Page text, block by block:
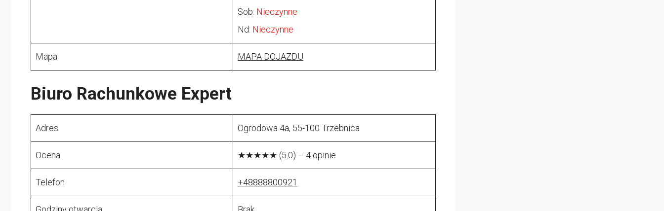
Sob: Nieczynne
Nd: Nieczynne
Mapa MAPA DOJAZDU
Biuro Rachunkowe Expert
Adres Ogrodowa 4a, 55-100 Trzebnica
Ocena ★★★★★ (5.0) – 4 opinie
Telefon +48888800921